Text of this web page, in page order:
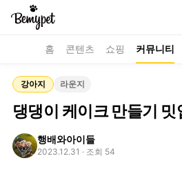
홈 콘텐츠 쇼핑 커뮤니티
강아지 라운지
댕댕이 케이크 만들기
행배와아이들
2023.12.31 · 조회 54